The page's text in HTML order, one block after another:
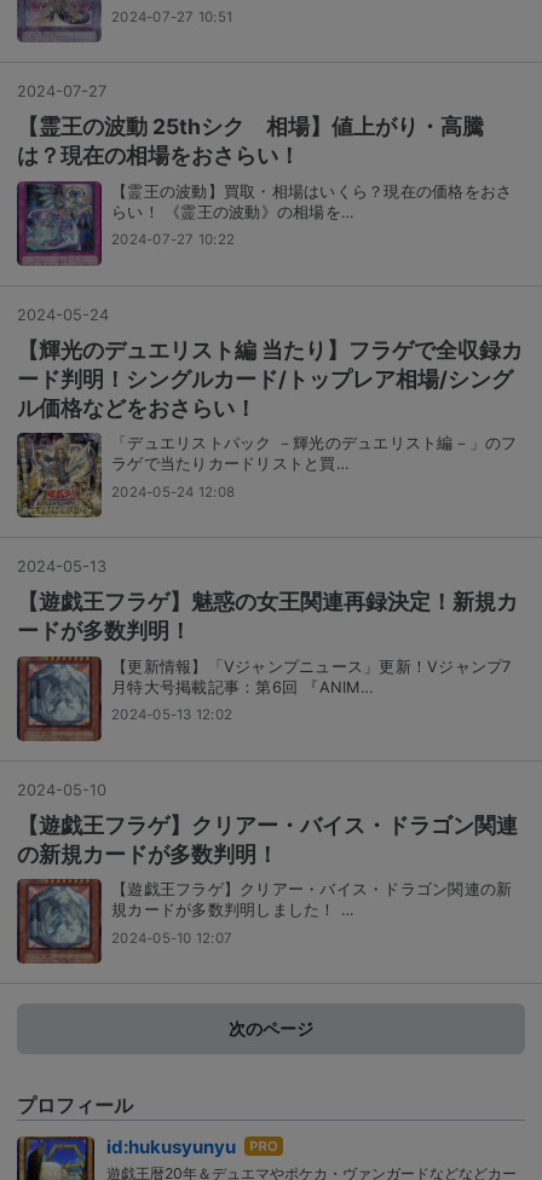
2024-07-27 10:51
2024-07-27
【霊王の波動 25thシク 相場】値上がり・高騰
は？現在の相場をおさらい！
【霊王の波動】買取・相場はいくら？現在の価格をおさ
らい！ 《霊王の波動》の相場を…
2024-07-27 10:22
2024-05-24
【輝光のデュエリスト編 当たり】フラゲで全収録カ
ード判明！シングルカード/トップレア相場/シング
ル価格などをおさらい！
「デュエリストパック －輝光のデュエリスト編－」のフ
ラゲで当たりカードリストと買…
2024-05-24 12:08
2024-05-13
【遊戯王フラゲ】魅惑の女王関連再録決定！新規カ
ードが多数判明！
【更新情報】「Vジャンプニュース」更新！Vジャンプ7
月特大号掲載記事：第6回 『ANIM…
2024-05-13 12:02
2024-05-10
【遊戯王フラゲ】クリアー・バイス・ドラゴン関連
の新規カードが多数判明！
【遊戯王フラゲ】クリアー・バイス・ドラゴン関連の新
規カードが多数判明しました！ …
2024-05-10 12:07
次のページ
プロフィール
id:hukusyunyu はて
なブ
遊戯王暦20年＆デュエマやポケカ・ヴァンガードなどなどカー